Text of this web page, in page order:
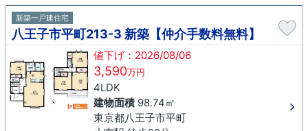
新築一戸建住宅
八王子市平町213-3 新築【仲介手数料無料】
値下げ：2026/08/06
3,590万円
4LDK
建物面積98.74㎡
東京都八王子市平町